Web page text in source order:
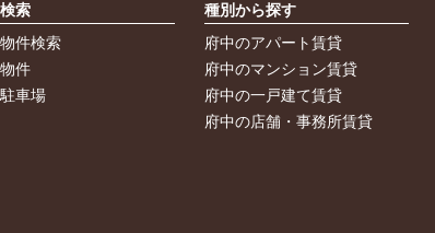
索
件検索
件
車場
種別から探す
府中のアパート賃貸
府中のマンション賃貸
府中の一戸建て賃貸
府中の店舗・事務所賃貸